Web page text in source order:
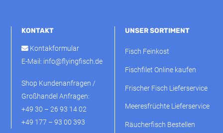
KONTAKT
Kontakformular
E-Mail: info@flyingfisch.de
Shop Kundenanfragen /
Großhandel Anfragen:
+49 30 – 26 93 14 02
+49 177 – 93 00 393
UNSER SORTIMENT
Fisch Feinkost
Fischfilet Online kaufen
Frischer Fisch Lieferservice
Meeresfrüchte Lieferservice
Räucherfisch Bestellen